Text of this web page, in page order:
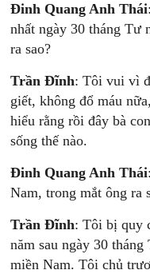
Đinh Quang Anh Thái
nhất ngày 30 tháng Tư
ra sao?
Trần Đĩnh: Tôi vui vì
giết, không đổ máu
hiểu rằng rồi đây bà
sống thế nào.
Đinh Quang Anh Thái
Nam, trong mắt ông ra
Trần Đĩnh: Tôi bị quy
năm sau ngày 30
miền Nam. Tôi chủ